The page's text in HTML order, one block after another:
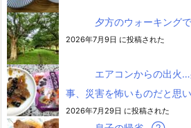
夕方のウォーキング
2026年7月9日 に投稿された
エアコンからの出火
事、災害を怖いものだと思
2026年7月29日 に投稿された